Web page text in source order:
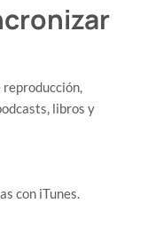
libros y
con iTunes.